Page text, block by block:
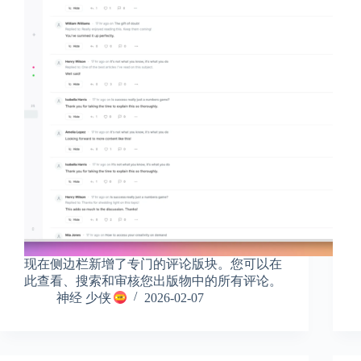
现在侧边栏新增了专门的评论版块。您可以在
此查看、搜索和审核您出版物中的所有评论。
神经 少侠
2026-02-07